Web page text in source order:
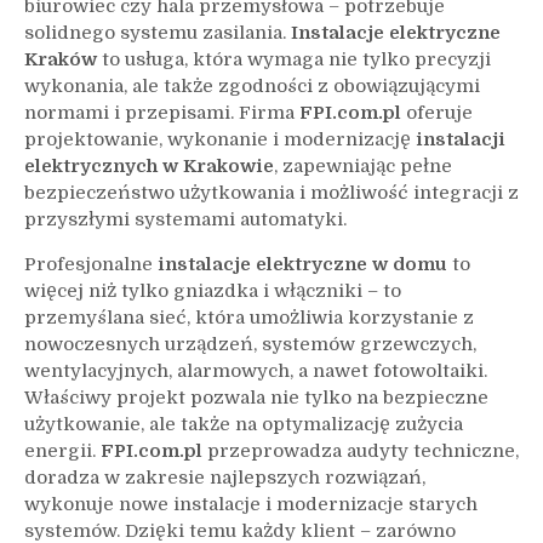
biurowiec czy hala przemysłowa – potrzebuje
solidnego systemu zasilania. Instalacje elektryczne
Krakówto usługa, która wymaga nie tylko precyzji
wykonania, ale także zgodności z obowiązującymi
normami i przepisami. Firma FPI.com.pl oferuje
projektowanie, wykonanie i modernizację instalacji
elektrycznych w Krakowie, zapewniając pełne
bezpieczeństwo użytkowania i możliwość integracji z
przyszłymi systemami automatyki.
Profesjonalne instalacje elektryczne w domu to
więcej niż tylko gniazdka i włączniki – to
przemyślana sieć, która umożliwia korzystanie z
nowoczesnych urządzeń, systemów grzewczych,
wentylacyjnych, alarmowych, a nawet fotowoltaiki.
Właściwy projekt pozwala nie tylko na bezpieczne
użytkowanie, ale także na optymalizację zużycia
energii. FPI.com.pl przeprowadza audyty techniczne,
doradza w zakresie najlepszych rozwiązań,
wykonuje nowe instalacje i modernizacje starych
systemów. Dzięki temu każdy klient – zarówno